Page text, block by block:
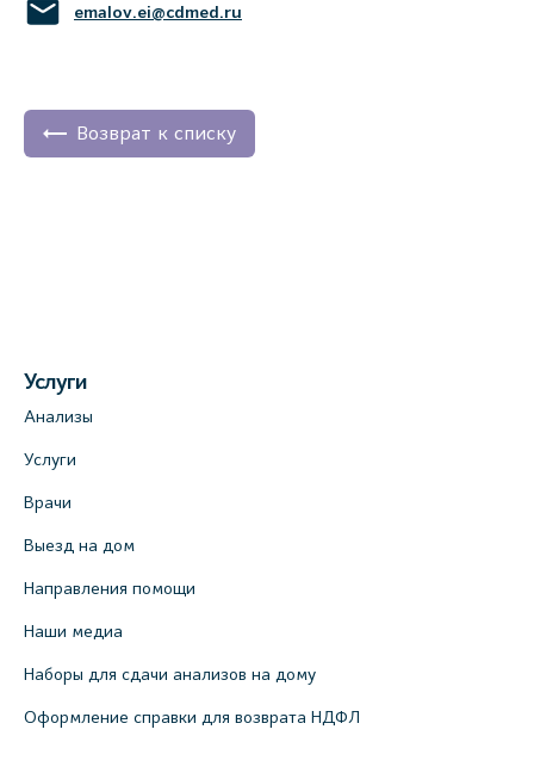
emalov.ei@cdmed.ru
Возврат к списку
Услуги
Анализы
Услуги
Врачи
Выезд на дом
Направления помощи
Наши медиа
Наборы для сдачи анализов на дому
Оформление справки для возврата НДФЛ